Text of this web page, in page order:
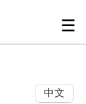
中文